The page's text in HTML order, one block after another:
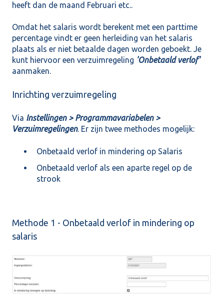
heeft dan de maand Februari etc..
Omdat het salaris wordt berekent met een parttime
percentage vindt er geen herleiding van het salaris
plaats als er niet betaalde dagen worden geboekt. Je
kunt hiervoor een verzuimregeling 'Onbetaald verlof'
aanmaken.
Inrichting verzuimregeling
Via Instellingen > Programmavariabelen >
Verzuimregelingen. Er zijn twee methodes mogelijk:
Onbetaald verlof in mindering op Salaris
Onbetaald verlof als een aparte regel op de
strook
Methode 1 - Onbetaald verlof in mindering op
salaris